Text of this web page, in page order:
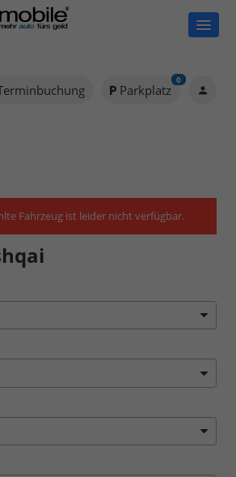
Parkplatz
0
Fahrzeug ist leider nicht verfügbar.